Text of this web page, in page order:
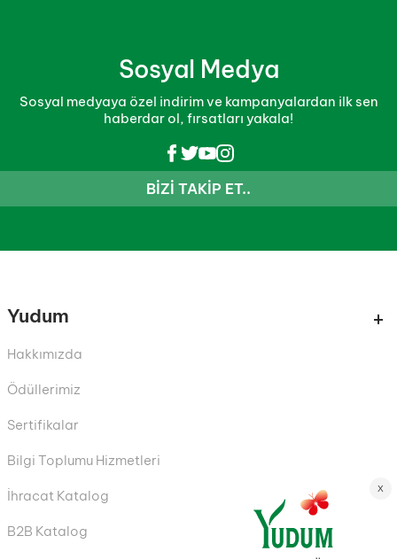
Sosyal Medya
Sosyal medyaya özel indirim ve kampanyalardan ilk sen
haberdar ol, fırsatları yakala!
BIZI TAKIP ET..
Yudum
Hakkımızda
Ödüllerimiz
Sertifikalar
Bilgi Toplumu Hizmetleri
İhracat Katalog
B2B Katalog